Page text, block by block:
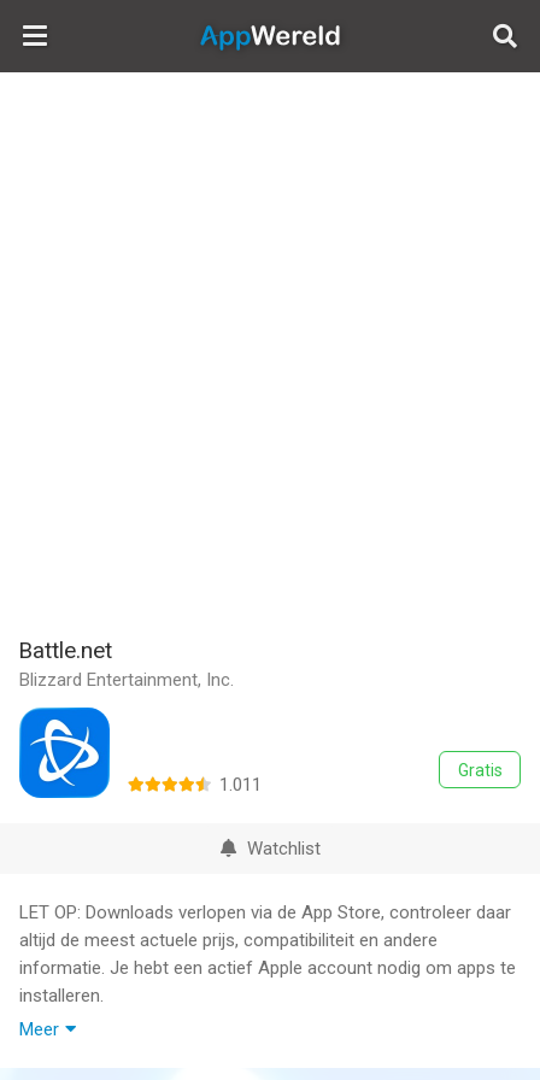
AppWereld
Battle.net
Blizzard Entertainment, Inc.
Gratis
1.011
Watchlist
LET OP: Downloads verlopen via de App Store, controleer daar
altijd de meest actuele prijs, compatibiliteit en andere
informatie. Je hebt een actief Apple account nodig om apps te
installeren.
Meer